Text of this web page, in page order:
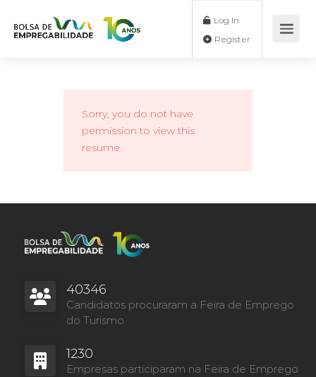
Log In
Sorry, you do not have
permission to view this
resume.
40346
Candidatos procuraram a Feira de Emprego
do Turismo
1230
Empresas participaram na Feira de Emprego